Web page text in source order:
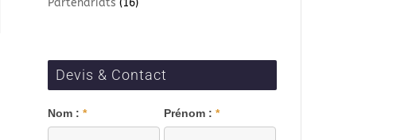
Partenariats (16)
Devis & Contact
Blog
Nom : * Prénom :*